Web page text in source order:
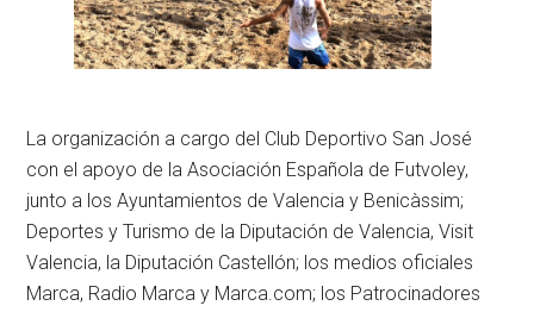
La organización a cargo del Club Deportivo San José
con el apoyo de la Asociación Española de Futvoley,
junto a los Ayuntamientos de Valencia y Benicàssim;
Deportes y Turismo de la Diputación de Valencia, Visit
Valencia, la Diputación Castellón; los medios oficiales
Marca, Radio Marca y Marca.com; los Patrocinadores